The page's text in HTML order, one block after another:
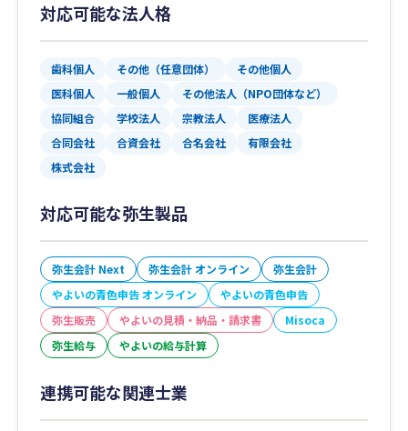
対応可能な法人格
歯科個人 その他（任意団体）
その他個人
医科個人
一般個人
その他法人（NPO団体など）
協同組合
学校法人 宗教法人
医療法人
合同会社
合資会社 合名会社
有限会社
株式会社
対応可能な弥生製品
弥生会計 Next 弥生会計 オンライン
弥生会計
やよいの青色申告 オンライン
やよいの青色申告
弥生販売
やよいの見積・納品・請求書
Misoca
弥生給与
やよいの給与計算
連携可能な関連士業